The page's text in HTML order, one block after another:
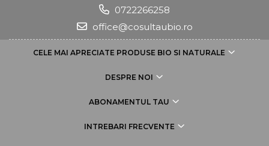
0722266258
office@cosultaubio.ro
CELE MAI APRECIATE PRODUSE BIO SI NATURALE
DESPRE NOI
ABONAMENTUL TAU
INTREBARI FRECVENTE